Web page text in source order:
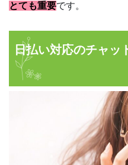
とても重要です。
日払い対応のチャッ